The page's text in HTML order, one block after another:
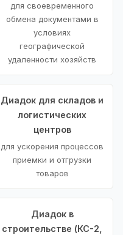
для своевременного
обмена документами в
условиях
географической
удаленности хозяйств
Диадок для складов и
логистических
центров
для ускорения процессов
приемки и отгрузки
товаров
Диадок в
строительстве (КС-2,